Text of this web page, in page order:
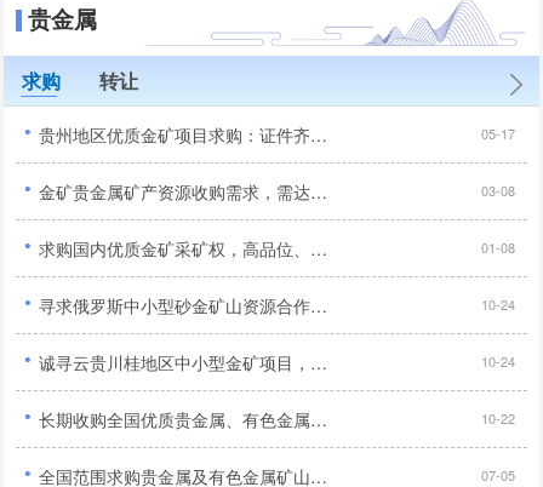
贵金属
求购 转让
· 贵州地区优质金矿项目求购：证件齐全、产权清晰、无纠纷无诉讼... 05-17
· 金矿贵金属矿产资源收购需求，需达到5-10吨以上... 03-08
· 求购国内优质金矿采矿权，高品位、证件齐全、交通优势... 01-08
· 寻求俄罗斯中小型砂金矿山资源合作，手续齐全工业品位达标优先... 10-24
· 诚寻云贵川桂地区中小型金矿项目，采矿探矿权均可合作... 10-24
· 长期收购全国优质贵金属、有色金属矿山资源，以金铜为主欢迎洽谈合作... 10-22
· 全国范围求购贵金属及有色金属矿山：金、铜、铅锌矿 - 规模大、品位高... 07-05